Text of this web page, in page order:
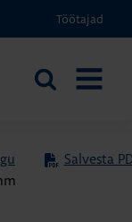
Töötajad
Otsi
Salvesta